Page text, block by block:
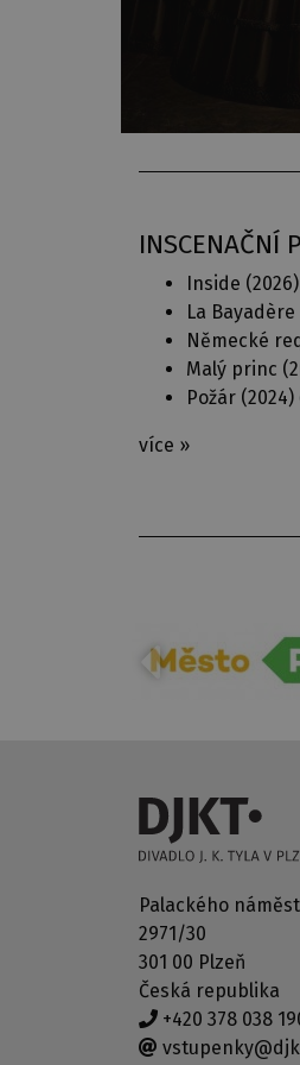
INSCENAČNÍ
Inside (2026)
La Bayadère
Německé
Malý princ
Požár (2024)
více »
Palackého
2971/30
301 00 Plzeň
Česká republika
+420 378 038